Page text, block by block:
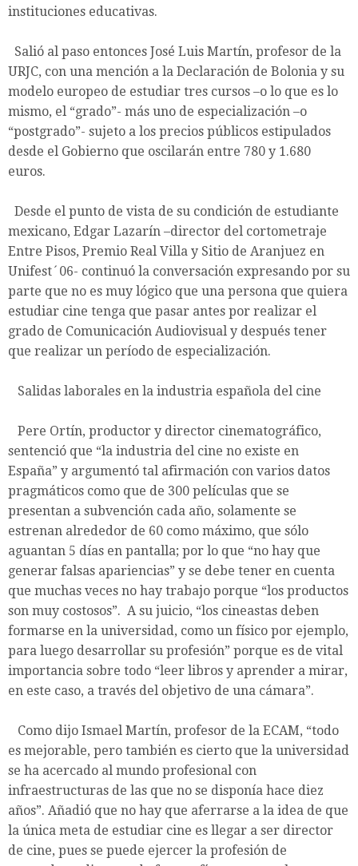
instituciones educativas.
Salió al paso entonces José Luis Martín, profesor de la
URJC, con una mención a la Declaración de Bolonia y su
modelo europeo de estudiar tres cursos –o lo que es lo
mismo, el “grado”- más uno de especialización –o
“postgrado”- sujeto a los precios públicos estipulados
desde el Gobierno que oscilarán entre 780 y 1.680
euros.
Desde el punto de vista de su condición de estudiante
mexicano, Edgar Lazarín –director del cortometraje
Entre Pisos, Premio Real Villa y Sitio de Aranjuez en
Unifest´06- continuó la conversación expresando por su
parte que no es muy lógico que una persona que quiera
estudiar cine tenga que pasar antes por realizar el
grado de Comunicación Audiovisual y después tener
que realizar un período de especialización.
Salidas laborales en la industria española del cine
Pere Ortín, productor y director cinematográfico,
sentenció que “la industria del cine no existe en
España” y argumentó tal afirmación con varios datos
pragmáticos como que de 300 películas que se
presentan a subvención cada año, solamente se
estrenan alrededor de 60 como máximo, que sólo
aguantan 5 días en pantalla; por lo que “no hay que
generar falsas apariencias” y se debe tener en cuenta
que muchas veces no hay trabajo porque “los productos
son muy costosos”. A su juicio, “los cineastas deben
formarse en la universidad, como un físico por ejemplo,
para luego desarrollar su profesión” porque es de vital
importancia sobre todo “leer libros y aprender a mirar,
en este caso, a través del objetivo de una cámara”.
Como dijo Ismael Martín, profesor de la ECAM, “todo
es mejorable, pero también es cierto que la universidad
se ha acercado al mundo profesional con
infraestructuras de las que no se disponía hace diez
años”. Añadió que no hay que aferrarse a la idea de que
la única meta de estudiar cine es llegar a ser director
de cine, pues se puede ejercer la profesión de